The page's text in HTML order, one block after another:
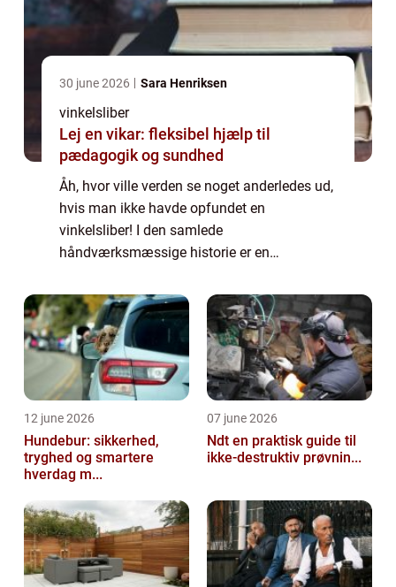
30 june 2026 Sara Henriksen
vinkelsliber
Lej en vikar: fleksibel hjælp til
pædagogik og sundhed
Åh, hvor ville verden se noget anderledes ud,
hvis man ikke havde opfundet en
vinkelsliber! I den samlede
håndværksmæssige historie er en
kan næsten ikke for...
12 june 2026
Hundebur: sikkerhed,
tryghed og smartere
hverdag m...
07 june 2026
Ndt en praktisk guide til
ikke-destruktiv prøvnin...